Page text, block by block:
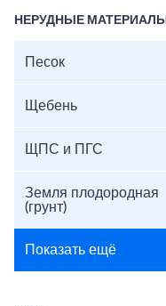
НЕРУДНЫЕ МАТЕРИАЛЫ
Песок
Щебень
ЩПС и ПГС
Земля плодородная
(грунт)
Показать ещё